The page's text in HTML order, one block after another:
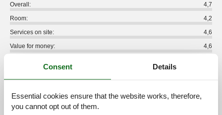
Overall:
4,7
Room:
4,2
Services on site:
4,6
Value for money:
4,6
Cleaning: 5 Location: 4 Overall:
Room:
4 Services on site:
Consent Details
Essential cookies ensure that the website works, therefore,
you cannot opt out of them.